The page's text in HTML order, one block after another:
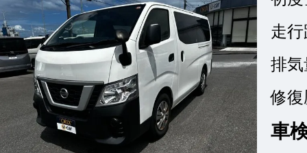
走
排気
修復
車